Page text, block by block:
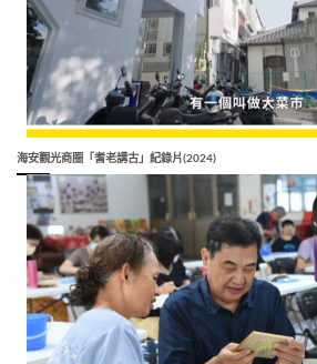
海安觀光商圈「耆老講古」紀錄片(2024)